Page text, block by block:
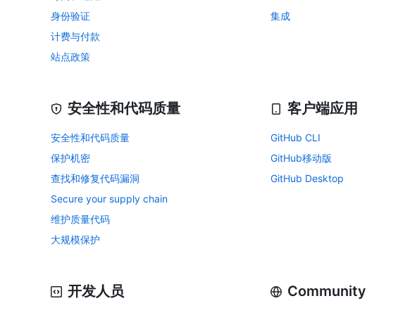
身份验证
计费与付款
站点政策
集成
安全性和代码质量
安全性和代码质量
保护机密
查找和修复代码漏洞
Secure your supply chain
维护质量代码
大规模保护
客户端应用
GitHub CLI
GitHub移动版
GitHub Desktop
开发人员 Community